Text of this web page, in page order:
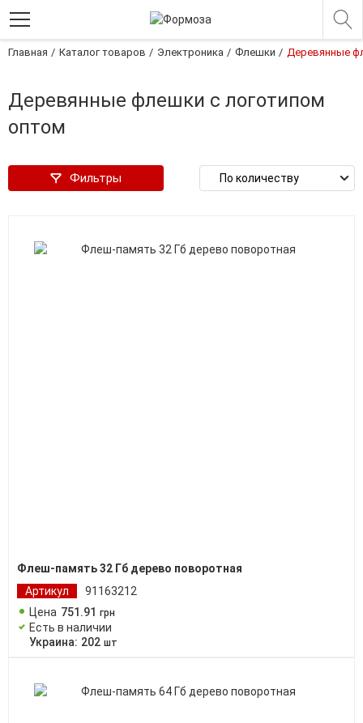
Главная Каталог товаров Электроника Флешки Деревянные
Деревянные флешки с логотипом
оптом
Фильтры
Флеш-память 32 Гб дерево поворотная
Артикул
91163212
Цена 751 .91 грн
Есть в наличии
Украина: 202 шт